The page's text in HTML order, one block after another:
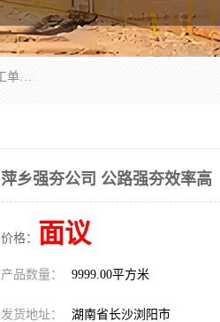
湖南业峻强夯基础工程有限公司是一家专业从事湖南强夯基础工程、强夯机租赁，地基处理的施工单位。业务覆盖：湖南、广东，江西等地。可承接1000KN.m-25000KN.m强夯（置换）工程。公司创始人是国内较早期从事强夯施工的建设者，经过多年的一步一个脚印的发展，在行业内具有较高的度和良好的口碑。
萍乡强夯公司 公路强夯效率高
价格： 面议
产品数量： 9999.00平方米
发货地址： 湖南省长沙浏阳市